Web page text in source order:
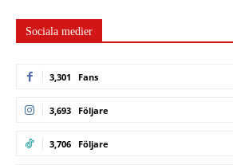
Sociala medier
3,301 Fans
3,693 Följare
3,706 Följare